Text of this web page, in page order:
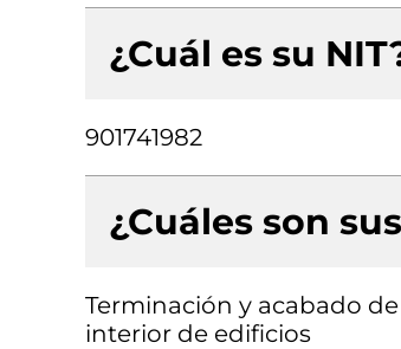
¿Cuál es su
901741982
¿Cuáles son
Terminación y acabado
interior de edificios